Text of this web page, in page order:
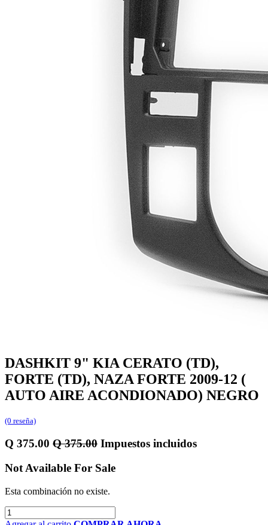
DASHKIT 9" KIA CERATO (TD),
FORTE (TD), NAZA FORTE 2009-12 (
AUTO AIRE ACONDIONADO) NEGRO
(0 reseña)
Q 375.00 Q375.00 Impuestos incluidos
Not Available For Sale
Esta combinación no existe.